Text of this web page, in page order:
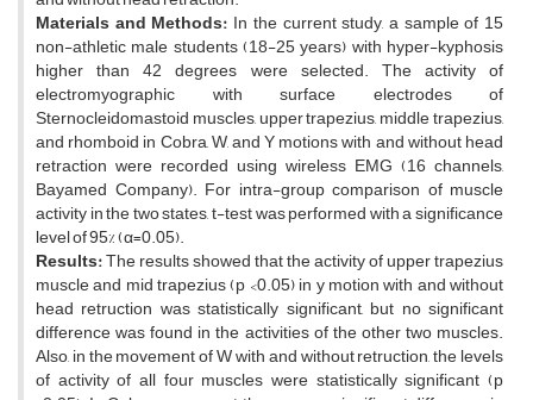
Materials and Methods: In the current study, a sample of 15
non-athletic male students (18-25 years) with hyper-kyphosis
higher than 42 degrees were selected. The activity of
electromyographic with surface electrodes of
Sternocleidomastoid muscles, upper trapezius, middle trapezius,
and rhomboid in Cobra, W, and Y motions with and without head
retraction were recorded using wireless EMG (16 channels,
Bayamed Company). For intra-group comparison of muscle
activity in the two states, t-test was performed with a significance
level of 95% (α=0.05).
Results:The results showed that the activity of upper trapezius
muscle and mid trapezius (p <0.05) in y motion with and without
head retruction was statistically significant, but no significant
difference was found in the activities of the other two muscles.
Also, in the movement of W with and without retruction, the levels
of activity of all four muscles were statistically significant (p